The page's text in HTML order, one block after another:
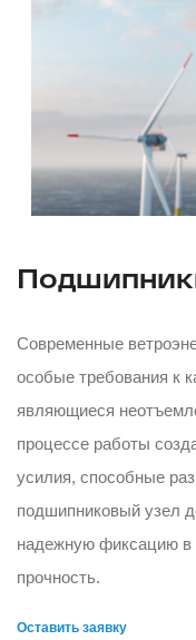
Современные
особые требования к
являющиеся
процессе работы
усилия, способные
подшипниковый узел
надежную фиксацию в
прочность.
Оставить заявку